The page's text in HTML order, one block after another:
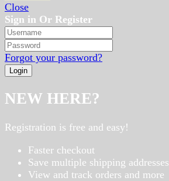
Close
Sign in Or Register
Forgot your password?
NEW HERE?
Registration is free and easy!
Faster checkout
Save multiple shipping addresses
View and track orders and more